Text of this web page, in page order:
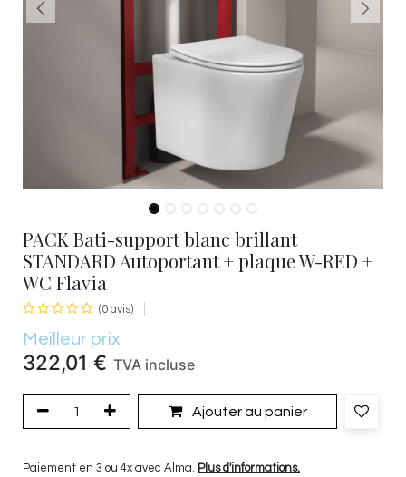
PACK Bati-support blanc brillant
STANDARD Autoportant + plaque W-RED +
WC Flavia
(0 avis)
Meilleur prix
322,01 € TVA incluse
Ajouter au panier
Paiement en 3 ou 4x avec Alma. Plus d'informations.